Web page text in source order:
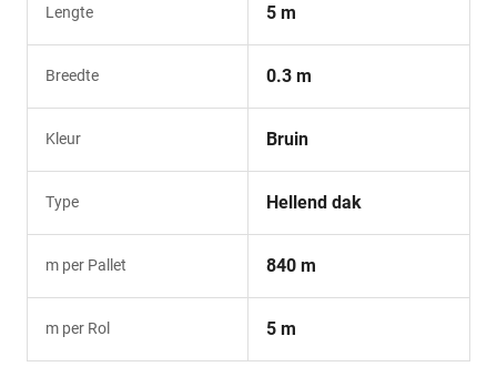
Lengte 5 m
Breedte 0.3 m
Kleur Bruin
Type Hellend dak
m per Pallet 840 m
m per Rol 5 m